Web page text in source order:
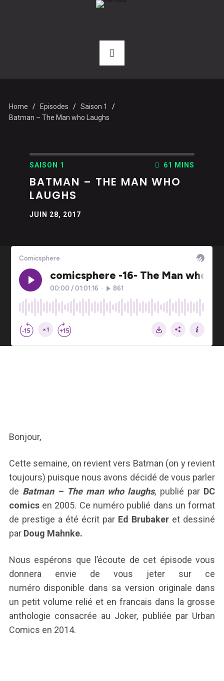
Home Episodes
Saison 1
Batman – The Man who Laughs
SAISON 1 61 MINS
BATMAN – THE MAN WHO
LAUGHS
JUIN 28, 2017
Bonjour,
Cette semaine, on revient vers Batman (on y revient
toujours) puisque nous avons décidé de vous parler
de Batman – The man who laughs, publié par DC
comics en 2005. Ce numéro publié dans un format
de prestige a été écrit par Ed Brubaker et dessiné
par Doug Mahnke.
Nous espérons que l’écoute de cet épisode vous
donnera envie de vous jeter sur ce
numéro disponible dans sa version originale dans
un petit volume relié et en francais dans la grosse
anthologie consacrée au Joker, publiée par Urban
Comics en 2014.